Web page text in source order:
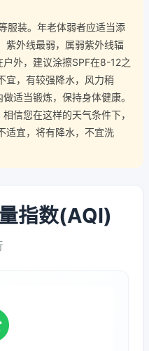
装。年老体弱者应适当添
紫外线最弱，属弱紫外线辐
外，建议涂擦SPF在8-12之
宜，有较强降水，风力稍
适当锻炼，保持身体健康。
信您在这样的天气条件下，
适宜，将有降水，不宜洗
指数(AQI)